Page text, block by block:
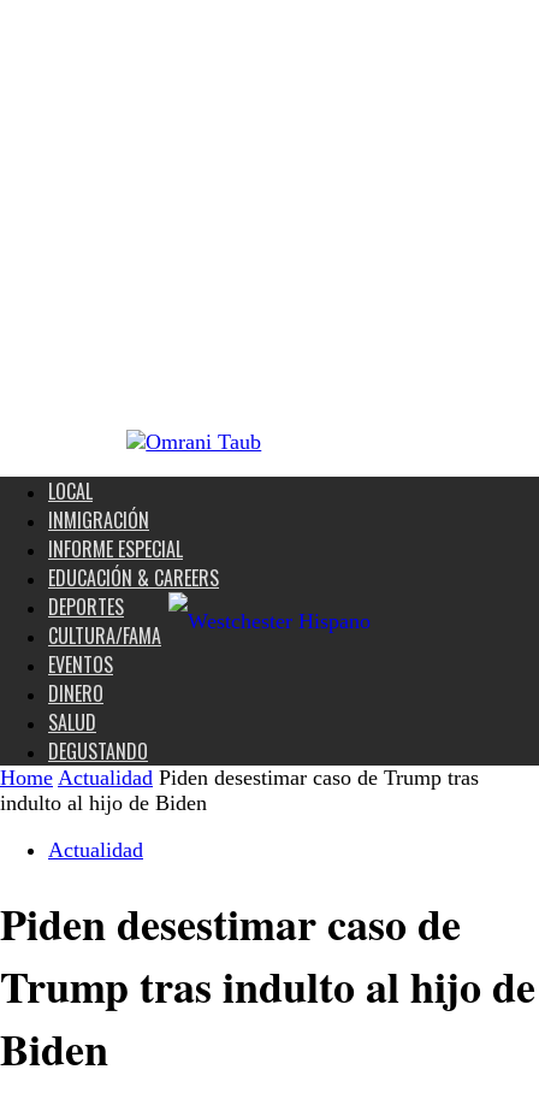
LOCAL
INMIGRACIÓN
INFORME ESPECIAL
EDUCACIÓN & CAREERS
DEPORTES
CULTURA/FAMA
EVENTOS
DINERO
SALUD
DEGUSTANDO
Home Actualidad Piden desestimar caso de Trump tras
indulto al hijo de Biden
Actualidad
Piden desestimar caso de
Trump tras indulto al hijo de
Biden